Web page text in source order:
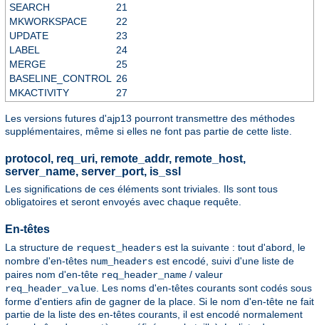
SEARCH
21
MKWORKSPACE
22
UPDATE
23
LABEL
24
MERGE
25
BASELINE_CONTROL 26
MKACTIVITY
27
Les versions futures d'ajp13 pourront transmettre des méthodes
supplémentaires, même si elles ne font pas partie de cette liste.
protocol, req_uri, remote_addr, remote_host,
server_name, server_port, is_ssl
Les significations de ces éléments sont triviales. Ils sont tous
obligatoires et seront envoyés avec chaque requête.
En-têtes
La structure de request_headers est la suivante : tout d'abord, le
nombre d'en-têtes num_headers est encodé, suivi d'une liste de
paires nom d'en-tête req_header_name / valeur
req_header_value . Les noms d'en-têtes courants sont codés sous
forme d'entiers afin de gagner de la place. Si le nom d'en-tête ne fait
partie de la liste des en-têtes courants, il est encodé normalement